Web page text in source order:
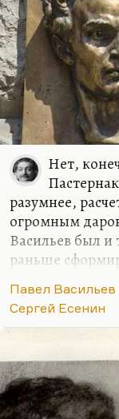
Нет,
разумнее,
огромным
Васильев был и
раньше
действительно
крайне
стороны, по
поступков
его эпические
замечательная
Павел Васильев
Сергей Есенин